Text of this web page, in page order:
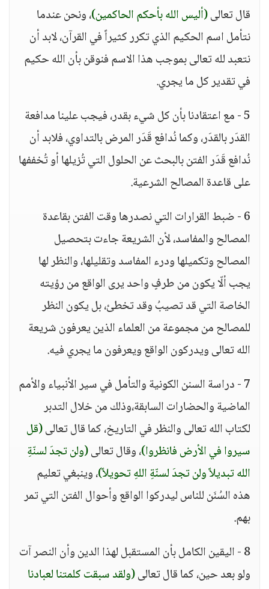
قال تعالى(أليس الله بأحكم الحاكمين)، ونحن عندما
نتأمل اسم الحكيم الذي تكرر كثيراً في القرآن، لابد أن
نتعبد لله تعالى بموجب هذا الاسم فنوقن بأن الله حكيم
في تقدير كل ما يجري.
5 - مع اعتقادنا بأن كل شيء بقدر، فيجب علينا مدافعة
القدَر بالقدَر، وكما نُدافع قَدَر المرض بالتداوي، فلابد أن
نُدافع قَدَر الفتن بالبحث عن الحلول التي تُزيلها أو تُخففها
على قاعدة المصالح الشرعية.
6 - ضبط القرارات التي نصدرها وقت الفتن بقاعدة
المصالح والمفاسد، لأن الشريعة جاءت بتحصيل
المصالح وتكميلها ودرء المفاسد وتقليلها، والنظر لها
يجب ألّا يكون من طرفٍ واحد يرى الواقع من رؤيته
الخاصة التي قد تصيبُ وقد تخطئ، بل يكون النظر
للمصالح من مجموعة من العلماء الذين يعرفون شريعة
الله تعالى ويدركون الواقع ويعرفون ما يجري فيه.
7 - دراسة السنن الكونية والتأمل في سير الأنبياء والأمم
الماضية والحضارات السابقة،وذلك من خلال التدبر
لكتاب الله تعالى والنظر في التاريخ، كما قال تعالى(قل
سيروا في الأرض فانظروا)، وقال تعالى(ولن تجدَ لسنّةِ
الله تبديلاً ولن تجدَ لسنّةِ اللهِ تحويلاً)، وينبغي تعليم
هذه السُنَن للناس ليدركوا الواقع وأحوال الفتن التي تمر
بهم.
8 - اليقين الكامل بأن المستقبل لهذا الدين وأن النصر آت
ولو بعد حين، كما قال تعالى(ولقد سبقت كلمتنا لعبادنا